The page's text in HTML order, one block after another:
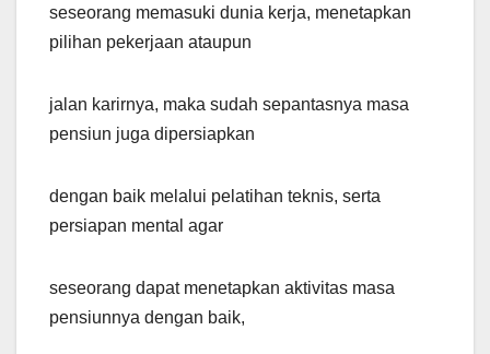
seseorang memasuki dunia kerja, menetapkan
pilihan pekerjaan ataupun
jalan karirnya, maka sudah sepantasnya masa
pensiun juga dipersiapkan
dengan baik melalui pelatihan teknis, serta
persiapan mental agar
seseorang dapat menetapkan aktivitas masa
pensiunnya dengan baik,